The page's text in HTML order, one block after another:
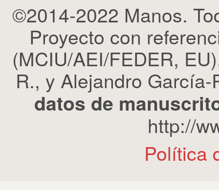
©2014-2022 Manos.
Proyecto con
(MCIU/AEI/FEDER,
R., y Alejandro
datos de
http://
Política